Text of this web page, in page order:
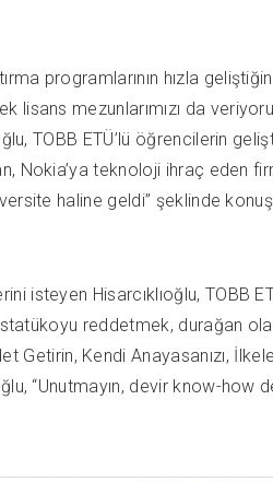
programlarının hızla
lisans mezunlarımızı da
TOBB ETÜ’lü öğrencilerin
Nokia’ya teknoloji ihraç eden
haline geldi” şeklinde
Hisarcıklıoğlu, TOBB
reddetmek, durağan
Getirin, Kendi Anayasanızı,
“Unutmayın, devir know-how